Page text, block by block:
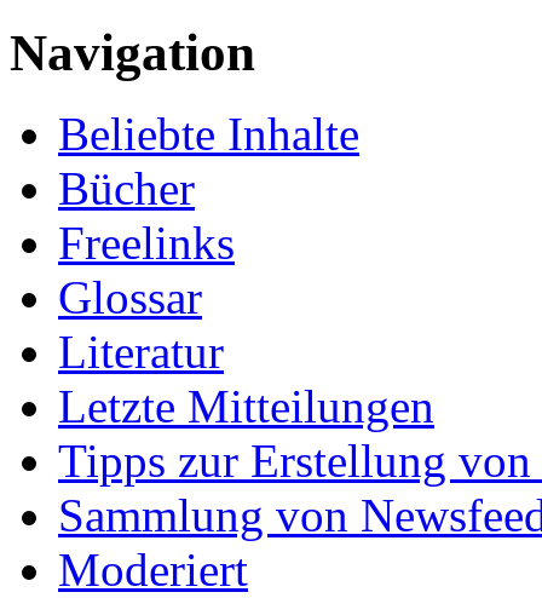
Navigation
Beliebte Inhalte
Bücher
Freelinks
Glossar
Literatur
Letzte Mitteilungen
Tipps zur Erstellung
Sammlung von
Moderiert